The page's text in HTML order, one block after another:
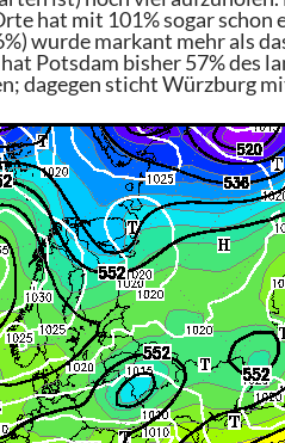
hat mit 101% sogar schon
wurde markant mehr als
Potsdam bisher 57% des
dagegen sticht Würzburg